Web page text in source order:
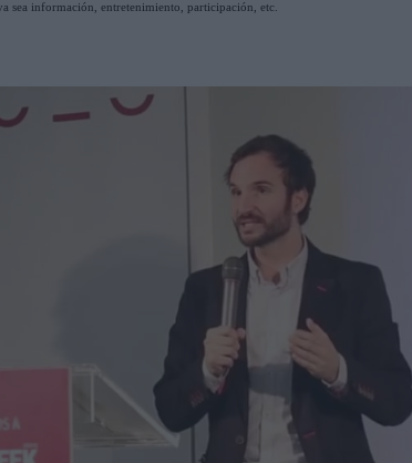
sea información, entretenimiento, participación, etc.